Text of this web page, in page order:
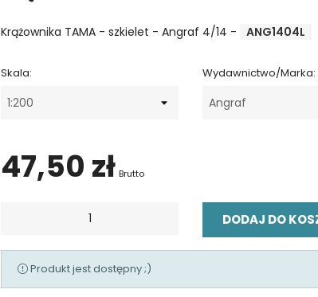
Krążownika TAMA - szkielet - Angraf 4/14 - ANG1404L
Skala: Wydawnictwo/Marka:
47,50 zł Brutto
DODAJ DO
Produkt jest dostępny ;)